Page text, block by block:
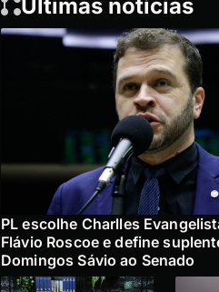
Últimas notícias
PL escolhe Charlles
Flávio Roscoe e define
Domingos Sávio ao Senado